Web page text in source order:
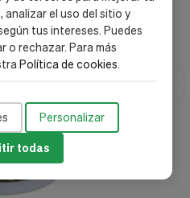
analizar el uso del sitio y
tus intereses. Puedes
o rechazar. Para más
Política de cookies.
Personalizar
todas